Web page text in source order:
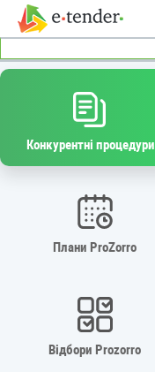
Конкурентні процедури
Плани ProZorro
Відбори Prozorro